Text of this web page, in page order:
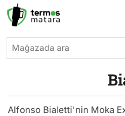
Alfonso Bialetti'nin Moka